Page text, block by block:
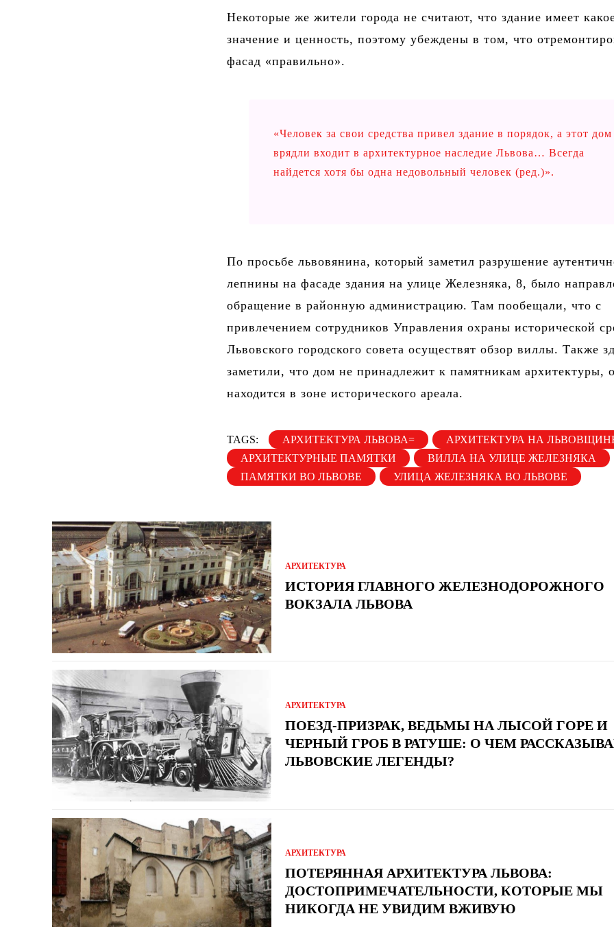
Некоторые же жители города не считают, что здание имеет
значение и ценность, поэтому убеждены в том, что
фасад «правильно».
«Человек за свои средства привел здание в порядок, а этот дом
врядли входит в архитектурное наследие Львова… Всегда
найдется хотя бы одна недовольный человек (ред.)».
По просьбе львовянина, который заметил разрушение
лепнины на фасаде здания на улице Железняка, 8, было
обращение в районную администрацию. Там пообещали, что с
привлечением сотрудников Управления охраны исторической
Львовского городского совета осуществят обзор виллы. Также
заметили, что дом не принадлежит к памятникам архитектуры,
находится в зоне исторического ареала.
TAGS: АРХИТЕКТУРА ЛЬВОВА=
АРХИТЕКТУРА НА
АРХИТЕКТУРНЫЕ ПАМЯТКИ
ВИЛЛА НА УЛИЦЕ ЖЕЛЕЗНЯКА
ПАМЯТКИ ВО ЛЬВОВЕ
УЛИЦА ЖЕЛЕЗНЯКА ВО ЛЬВОВЕ
АРХИТЕКТУРА
ИСТОРИЯ ГЛАВНОГО ЖЕЛЕЗНОДОРОЖНОГО
ВОКЗАЛА ЛЬВОВА
АРХИТЕКТУРА
ПОЕЗД-ПРИЗРАК, ВЕДЬМЫ НА ЛЫСОЙ ГОРЕ И
ЧЕРНЫЙ ГРОБ В РАТУШЕ: О ЧЕМ
ЛЬВОВСКИЕ ЛЕГЕНДЫ?
АРХИТЕКТУРА
ПОТЕРЯННАЯ АРХИТЕКТУРА ЛЬВОВА:
ДОСТОПРИМЕЧАТЕЛЬНОСТИ, КОТОРЫЕ МЫ
НИКОГДА НЕ УВИДИМ ВЖИВУЮ